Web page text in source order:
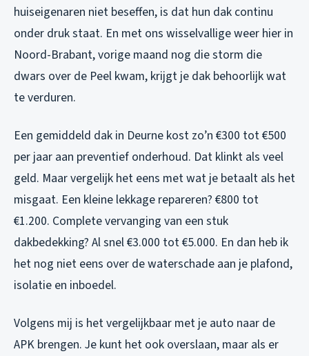
huiseigenaren niet beseffen, is dat hun dak continu
onder druk staat. En met ons wisselvallige weer hier in
Noord-Brabant, vorige maand nog die storm die
dwars over de Peel kwam, krijgt je dak behoorlijk wat
te verduren.
Een gemiddeld dak in Deurne kost zo’n €300 tot €500
per jaar aan preventief onderhoud. Dat klinkt als veel
geld. Maar vergelijk het eens met wat je betaalt als het
misgaat. Een kleine lekkage repareren? €800 tot
€1.200. Complete vervanging van een stuk
dakbedekking? Al snel €3.000 tot €5.000. En dan heb ik
het nog niet eens over de waterschade aan je plafond,
isolatie en inboedel.
Volgens mij is het vergelijkbaar met je auto naar de
APK brengen. Je kunt het ook overslaan, maar als er